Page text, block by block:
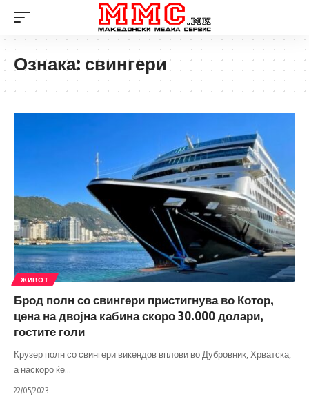
Ознака: свингери
ЖИВОТ
Брод полн со свингери пристигнува во Котор,
цена на двојна кабина скоро 30.000 долари,
гостите голи
Крузер полн со свингери викендов вплови во Дубровник, Хрватска,
а наскоро ќе…
22/05/2023